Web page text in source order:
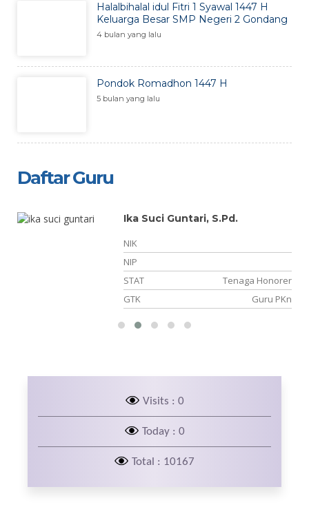
Halalbihalal idul Fitri 1 Syawal 1447 H
Keluarga Besar SMP Negeri 2 Gondang
4 bulan yang lalu
Pondok Romadhon 1447 H
5 bulan yang lalu
Daftar Guru
Ika Suci Guntari, S.Pd.
NIK
NIP
STAT
Tenaga Honorer
GTK
Guru PKn
Visits : 0
Today : 0
Total : 10167